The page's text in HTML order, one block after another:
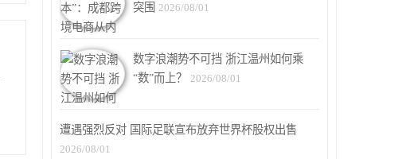
突围 2026/08/01
数字浪潮势不可挡 浙江温州如何乘
“数”而上？ 2026/08/01
遭遇强烈反对 国际足联宣布放弃世界杯股权出售
2026/08/01